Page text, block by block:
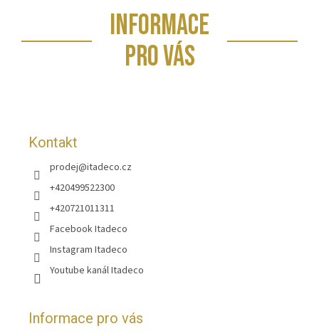
INFORMACE
PRO VÁS
Kontakt
prodej@itadeco.cz
+420499522300
+420721011311
Facebook Itadeco
Instagram Itadeco
Youtube kanál Itadeco
Informace pro vás